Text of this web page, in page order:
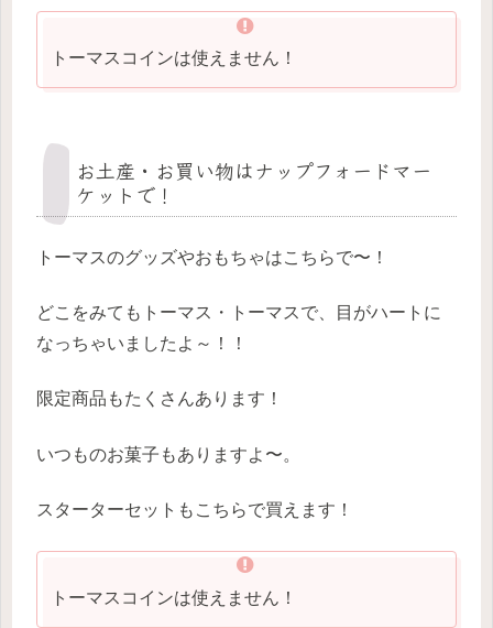
トーマスコインは使えません！
お土産・お買い物はナップフォードマー
ケットで！
トーマスのグッズやおもちゃはこちらで〜！
どこをみてもトーマス・トーマスで、目がハートに
なっちゃいましたよ～！！
限定商品もたくさんあります！
いつものお菓子もありますよ〜。
スターターセットもこちらで買えます！
トーマスコインは使えません！